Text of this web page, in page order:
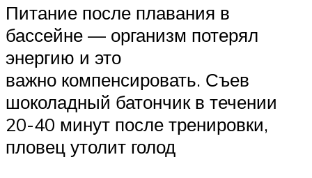
Питание после плавания в
бассейне — организм потерял
энергию и это
важно компенсировать. Съев
шоколадный батончик в течении
20-40 минут после тренировки,
пловец утолит голод